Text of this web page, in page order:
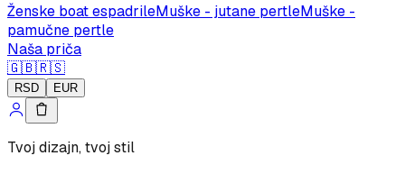
Ženske boat espadrileMuške - jutane pertleMuške -
pamučne pertle
Naša priča
🇬🇧🇷🇸
RSD EUR
Tvoj dizajn, tvoj stil